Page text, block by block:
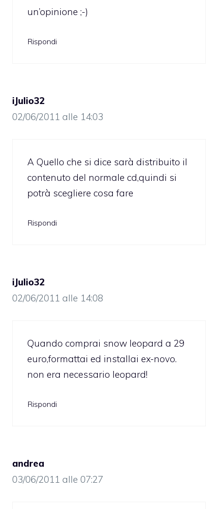
un’opinione ;-)
Rispondi
iJulio32
02/06/2011 alle 14:03
A Quello che si dice sarà distribuito il
contenuto del normale cd,quindi si
potrà scegliere cosa fare
Rispondi
iJulio32
02/06/2011 alle 14:08
Quando comprai snow leopard a 29
euro,formattai ed installai ex-novo.
non era necessario leopard!
Rispondi
andrea
03/06/2011 alle 07:27